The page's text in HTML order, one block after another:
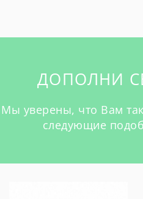
ДОПОЛНИ
Мы уверены, что Вам
следующие